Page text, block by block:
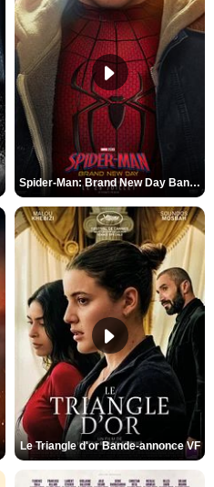
Spider-Man: Brand New Day Bande-annonce VO STFR
Le Triangle d'or Bande-annonce VF